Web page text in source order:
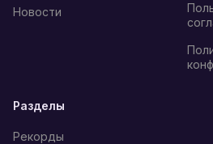
Новости
Разделы
Рекорды